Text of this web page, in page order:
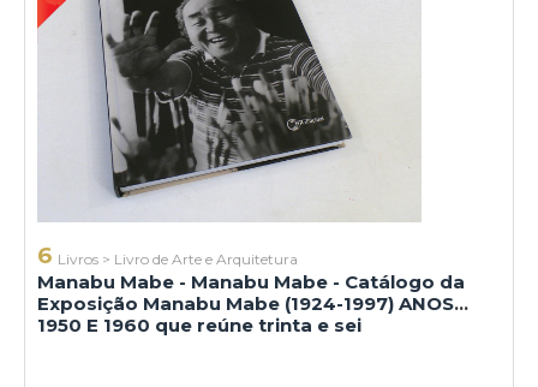
6 Livros > Livro de Arte e Arquitetura
Manabu Mabe - Manabu Mabe - Catálogo da
Exposição Manabu Mabe (1924-1997) ANOS
1950 E 1960 que reúne trinta e sei